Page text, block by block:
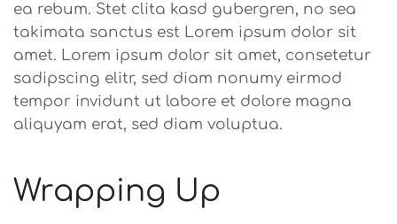
ea rebum. Stet clita kasd gubergren, no sea
takimata sanctus est Lorem ipsum dolor sit
amet. Lorem ipsum dolor sit amet, consetetur
sadipscing elitr, sed diam nonumy eirmod
tempor invidunt ut labore et dolore magna
aliquyam erat, sed diam voluptua.
Wrapping Up